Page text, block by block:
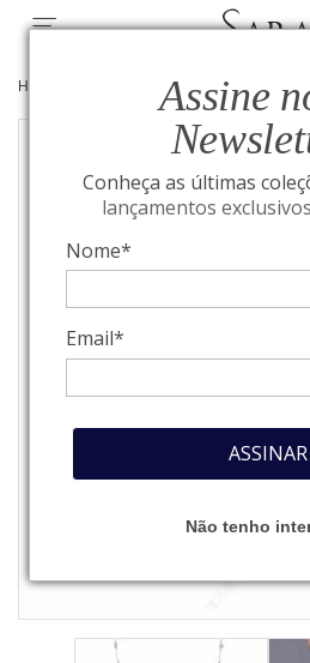
Assine
Conheça as últimas
lançamentos
Nome*
Email*
ASSINAR
Não tenho
HOME ALTA JOALHERIA/